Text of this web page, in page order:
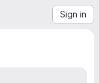
Sign in